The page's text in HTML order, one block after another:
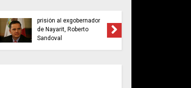
prisión al exgobernador
de Nayarit, Roberto
Sandoval